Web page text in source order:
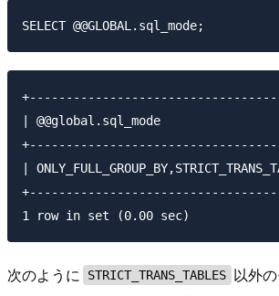
| @@global.sql_mode
|
次のように STRICT_TRANS_TABLES 以外